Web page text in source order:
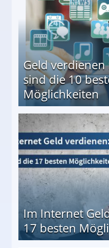
Geld verdienen
sind die 10
Möglichkeiten
besten Möglichkeiten
Im Internet
17 besten